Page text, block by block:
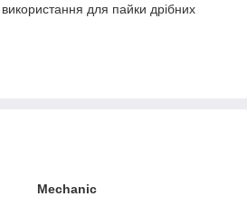
для пайки дрібних
Mechanic